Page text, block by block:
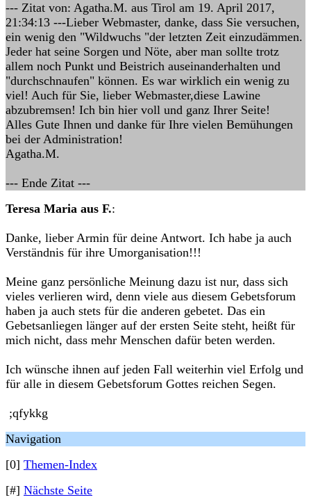
--- Zitat von: Agatha.M. aus Tirol am 19. April 2017,
21:34:13 ---Lieber Webmaster, danke, dass Sie versuchen,
ein wenig den "Wildwuchs "der letzten Zeit einzudämmen.
Jeder hat seine Sorgen und Nöte, aber man sollte trotz
allem noch Punkt und Beistrich auseinanderhalten und
"durchschnaufen" können. Es war wirklich ein wenig zu
viel! Auch für Sie, lieber Webmaster,diese Lawine
abzubremsen! Ich bin hier voll und ganz Ihrer Seite!
Alles Gute Ihnen und danke für Ihre vielen Bemühungen
bei der Administration!
Agatha.M.
--- Ende Zitat ---
Teresa Maria aus F.:
Danke, lieber Armin für deine Antwort. Ich habe ja auch
Verständnis für ihre Umorganisation!!!
Meine ganz persönliche Meinung dazu ist nur, dass sich
vieles verlieren wird, denn viele aus diesem Gebetsforum
haben ja auch stets für die anderen gebetet. Das ein
Gebetsanliegen länger auf der ersten Seite steht, heißt für
mich nicht, dass mehr Menschen dafür beten werden.
Ich wünsche ihnen auf jeden Fall weiterhin viel Erfolg und
für alle in diesem Gebetsforum Gottes reichen Segen.
;qfykkg
Navigation
[0] Themen-Index
[#] Nächste Seite